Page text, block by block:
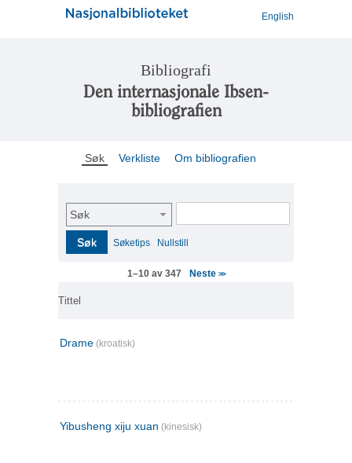
English
Bibliografi
Den internasjonale Ibsen-
bibliografien
Søk Verkliste Om bibliografien
Søk
Søk Søketips Nullstill
1–10 av 347 Neste >>
Tittel
Drame (kroatisk)
Yibusheng xiju xuan (kinesisk)